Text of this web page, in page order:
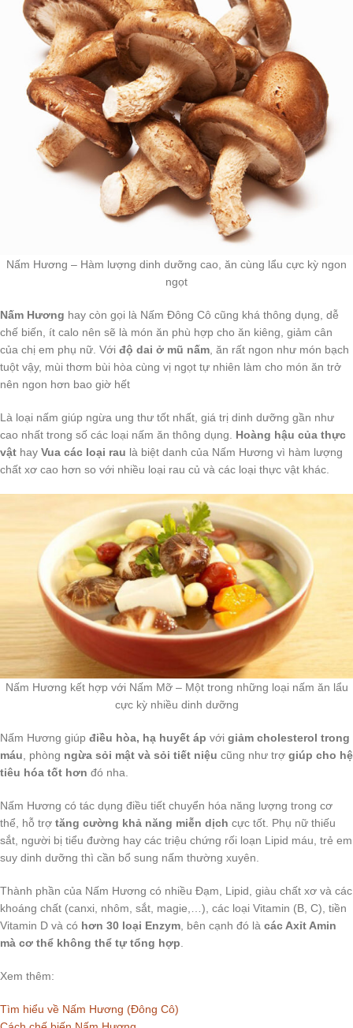
Nấm Hương – Hàm lượng dinh dưỡng cao, ăn cùng lẩu cực kỳ ngon
ngọt
Nấm Hương hay còn gọi là Nấm Đông Cô cũng khá thông dụng, dễ
chế biến, ít calo nên sẽ là món ăn phù hợp cho ăn kiêng, giảm cân
của chị em phụ nữ. Với độ dai ở mũ nấm , ăn rất ngon như món bạch
tuột vậy, mùi thơm bùi hòa cùng vị ngọt tự nhiên làm cho món ăn trở
nên ngon hơn bao giờ hết
Là loại nấm giúp ngừa ung thư tốt nhất, giá trị dinh dưỡng gần như
cao nhất trong số các loại nấm ăn thông dụng. Hoàng hậu của thực
vật hay Vua các loại rau là biệt danh của Nấm Hương vì hàm lượng
chất xơ cao hơn so với nhiều loại rau củ và các loại thực vật khác.
Nấm Hương kết hợp với Nấm Mỡ – Một trong những loại nấm ăn lẩu
cực kỳ nhiều dinh dưỡng
Nấm Hương giúp điều hòa, hạ huyết áp với giảm cholesterol trong
máu , phòng ngừa sỏi mật và sỏi tiết niệu cũng như trợ giúp cho hệ
tiêu hóa tốt hơn đó nha.
Nấm Hương có tác dụng điều tiết chuyển hóa năng lượng trong cơ
thể, hỗ trợ tăng cường khả năng miễn dịch cực tốt. Phụ nữ thiếu
sắt, người bị tiểu đường hay các triệu chứng rối loạn Lipid máu, trẻ em
suy dinh dưỡng thì cần bổ sung nấm thường xuyên.
Thành phần của Nấm Hương có nhiều Đạm, Lipid, giàu chất xơ và các
khoáng chất (canxi, nhôm, sắt, magie,…), các loại Vitamin (B, C), tiền
Vitamin D và có hơn 30 loại Enzym , bên cạnh đó là các Axỉt Amin
mà cơ thể không thể tự tổng hợp
Xem thêm:
Tìm hiểu về Nấm Hương (Đông Cô)